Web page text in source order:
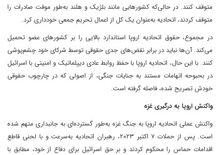
متوقف کنند. در حالی‌که کشورهایی مانند بلژیک و هلند به‌طور موقت صادرات را
متوقف کردند، اتحادیه به‌عنوان یک کل از اعمال تحریم جمعی خودداری کرد.
در مجموع، حقوق اتحادیه اروپا استاندارد بالایی را بر کشورهای عضو تحمیل
می‌کند. آن‌ها نباید در برابر نقض‌های جدی حقوقی توسط شرکای خود چشم‌پوشی
کنند. با این حال، اتحادیه اروپا با حفظ روابط عادی دیپلماتیک و امنیتی با اسرائیل
در بحبوحه اتهامات مستند به جنایات جنگی، از اصولی که در چارچوب حقوقی
خودش تصریح شده، فاصله گرفته است.
واکنش اروپا به درگیری غزه
واکنش عملی اتحادیه اروپا به جنگ غزه به‌طور گسترده‌ای به جانبداری متهم شده
است. پس از حملات ۷ اکتبر ۲۰۲۳، رهبران اتحادیه به‌سرعت و با لحنی قاطع
اقدامات حماس را محکوم کردند و بر حق اسرائیل برای دفاع از خود، مطابق با